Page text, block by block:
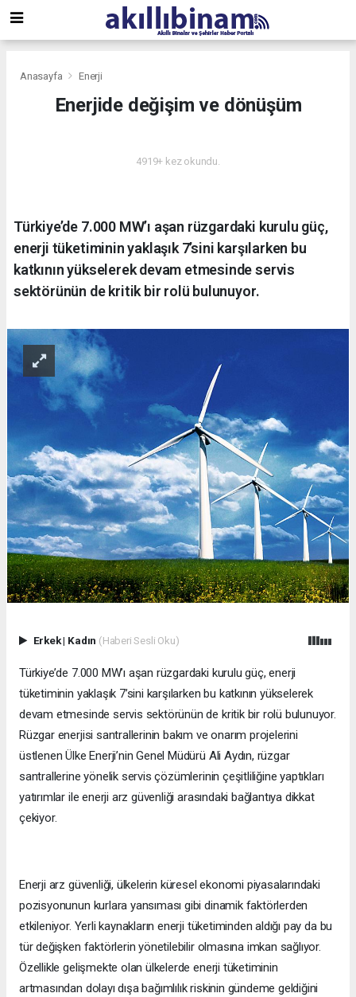
Anasayfa Enerji
Enerjide değişim ve dönüşüm
4919+ kez okundu.
Türkiye’de 7.000 MW’ı aşan rüzgardaki kurulu güç,
enerji tüketiminin yaklaşık 7’sini karşılarken bu
katkının yükselerek devam etmesinde servis
sektörünün de kritik bir rolü bulunuyor.
Erkek| Kadın (Haberi Sesli Oku)
Türkiye’de 7.000 MW’ı aşan rüzgardaki kurulu güç, enerji
tüketiminin yaklaşık 7’sini karşılarken bu katkının yükselerek
devam etmesinde servis sektörünün de kritik bir rolü bulunuyor.
Rüzgar enerjisi santrallerinin bakım ve onarım projelerini
üstlenen Ülke Enerji’nin Genel Müdürü Ali Aydın, rüzgar
santrallerine yönelik servis çözümlerinin çeşitliliğine yaptıkları
yatırımlar ile enerji arz güvenliği arasındaki bağlantıya dikkat
çekiyor.
Enerji arz güvenliği, ülkelerin küresel ekonomi piyasalarındaki
pozisyonunun kurlara yansıması gibi dinamik faktörlerden
etkileniyor. Yerli kaynakların enerji tüketiminden aldığı pay da bu
tür değişken faktörlerin yönetilebilir olmasına imkan sağlıyor.
Özellikle gelişmekte olan ülkelerde enerji tüketiminin
artmasından dolayı dışa bağımlılık riskinin gündeme geldiğini